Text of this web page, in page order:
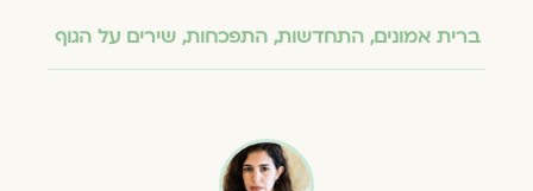
ברית אמונים,התחדשות,התפכחות,שירים על הגוף